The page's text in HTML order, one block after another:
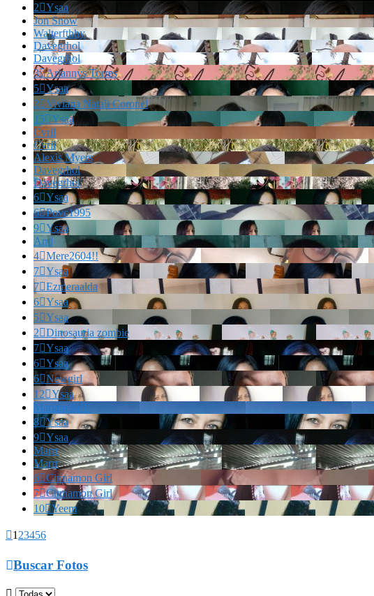
2Ysaa
Jon Snow
Walterfthhy
Davegrhol
Davegrhol
3Ariannys Torres
5Ysaa
2Viviana Natali Coronel
15Ysaa
Cvril
Cvril
Alexis Myers
Davegrhol
Davegrhol
6Ysaa
6Povc1995
9Ysaa
And
4Mere2604!!
7Ysaa
7Ezmeraalda
6Ysaa
5Ysaa
2Dinosauria zombie
7Ysaa
6Ysaa
6Newgirl
12Ysaa
Marianella!!!
8Ysaa
9Ysaa
Marrr
Marrr
6Cinnamon Girl
7Cinnamon Girl
10Yeem
1 23456
Buscar Fotos